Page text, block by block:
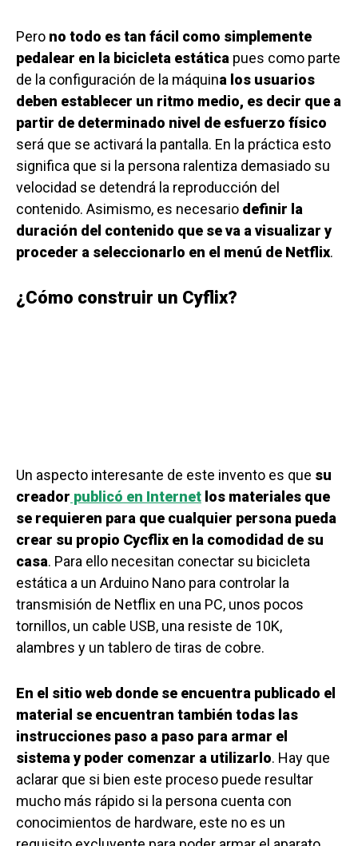
Pero no todo es tan fácil como simplemente
pedalear en la bicicleta estática pues como parte
de la configuración de la máquina los usuarios
deben establecer un ritmo medio, es decir que a
partir de determinado nivel de esfuerzo físico
será que se activará la pantalla. En la práctica esto
significa que si la persona ralentiza demasiado su
velocidad se detendrá la reproducción del
contenido. Asimismo, es necesario definir la
duración del contenido que se va a visualizar y
proceder a seleccionarlo en el menú de Netflix.
¿Cómo construir un Cyflix?
Un aspecto interesante de este invento es que su
creador publicó en Internet los materiales que
se requieren para que cualquier persona pueda
crear su propio Cycflix en la comodidad de su
casa. Para ello necesitan conectar su bicicleta
estática a un Arduino Nano para controlar la
transmisión de Netflix en una PC, unos pocos
tornillos, un cable USB, una resiste de 10K,
alambres y un tablero de tiras de cobre.
En el sitio web donde se encuentra publicado el
material se encuentran también todas las
instrucciones paso a paso para armar el
sistema y poder comenzar a utilizarlo. Hay que
aclarar que si bien este proceso puede resultar
mucho más rápido si la persona cuenta con
conocimientos de hardware, este no es un